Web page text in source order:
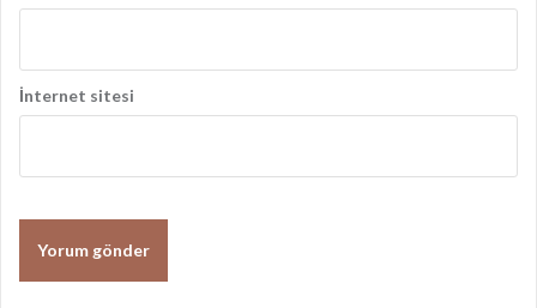
İnternet sitesi